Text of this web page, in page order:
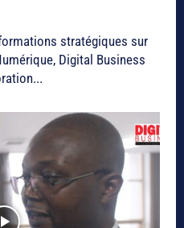
stratégiques sur
Digital Business